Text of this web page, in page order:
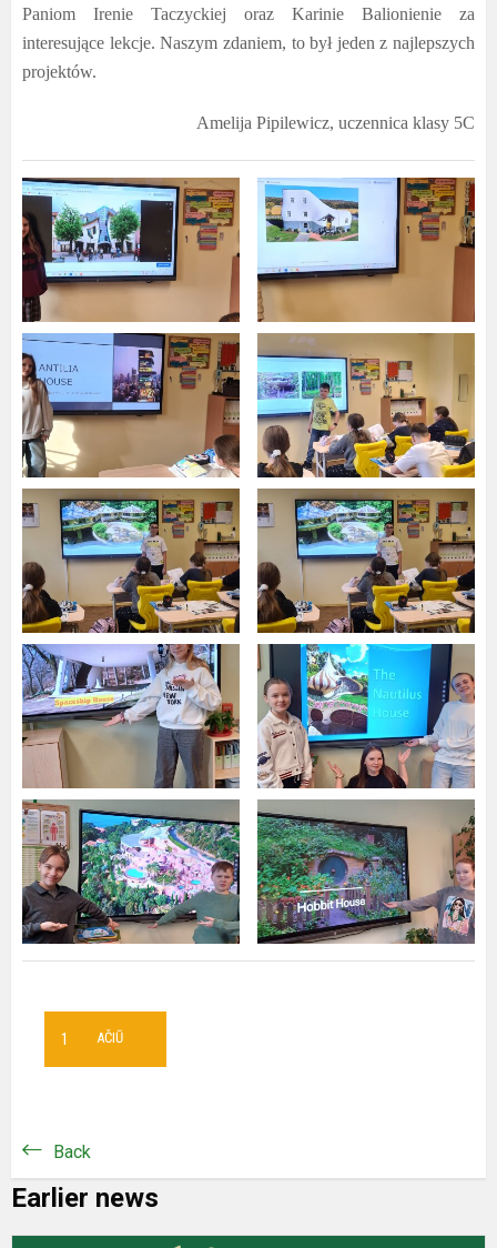
Paniom Irenie Taczyckiej oraz Karinie Balionienie za
interesujące lekcje. Naszym zdaniem, to był jeden z najlepszych
projektów.
Amelija Pipilewicz, uczennica klasy 5C
AČIŪ
1
Back
Earlier news